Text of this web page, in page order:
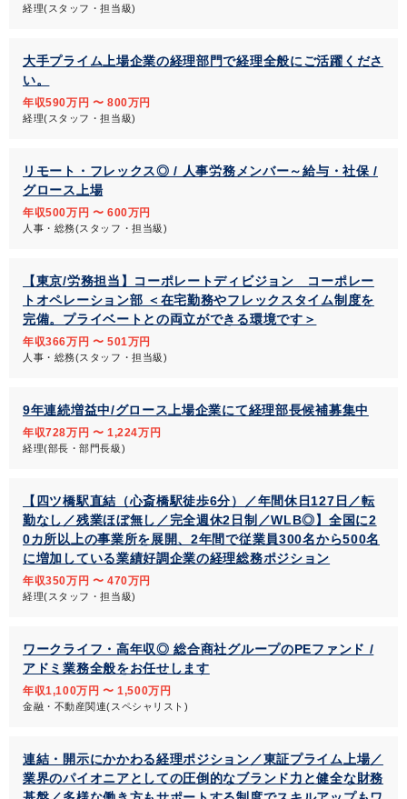
経理(スタッフ・担当級)
大手プライム上場企業の経理部門で経理全般にご活躍くださ
い。
年収590万円 〜 800万円
経理(スタッフ・担当級)
リモート・フレックス◎ / 人事労務メンバー～給与・社保 /
グロース上場
年収500万円 〜 600万円
人事・総務(スタッフ・担当級)
【東京/労務担当】コーポレートディビジョン コーポレー
トオペレーション部 ＜在宅勤務やフレックスタイム制度を
完備。プライベートとの両立ができる環境です＞
年収366万円 〜 501万円
人事・総務(スタッフ・担当級)
9年連続増益中/グロース上場企業にて経理部長候補募集中
年収728万円 〜 1,224万円
経理(部長・部門長級)
【四ツ橋駅直結（心斎橋駅徒歩6分）／年間休日127日／転
勤なし／残業ほぼ無し／完全週休2日制／WLB◎】全国に2
0カ所以上の事業所を展開、2年間で従業員300名から500名
に増加している業績好調企業の経理総務ポジション
年収350万円 〜 470万円
経理(スタッフ・担当級)
ワークライフ・高年収◎ 総合商社グループのPEファンド /
アドミ業務全般をお任せします
年収1,100万円 〜 1,500万円
金融・不動産関連(スペシャリスト)
連結・開示にかかわる経理ポジション／東証プライム上場／
業界のパイオニアとしての圧倒的なブランド力と健全な財務